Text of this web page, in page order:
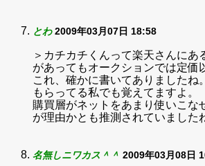
とわ 2009年03月07日 18:58
＞カチカチくんって楽天さんにあ
があってもオークションでは定価
これ、確かに書いてありましたね
もらってる私でも覚えてますよ。
購買層がネットをあまり使いこな
が理由かとも推測されていました
名無しニワカス＾＾ 2009年03月08日